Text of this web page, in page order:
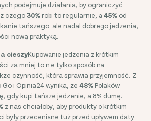
podejmuje działania, by ograniczyć
czego30%robi to regularnie, a 45% od
tańszego, ale nadal dobrego jedzenia,
nową praktyką.
cieszyKupowanie jedzenia z krótkim
za mniej to nie tylko sposób na
czynność, która sprawia przyjemność. Z
i Opinia24 wynika, że 48%Polaków
gdy kupi tańsze jedzenie, a 8% dumę.
z nas chciałoby, aby produkty o krótkim
były przeceniane tuż przed upływem daty